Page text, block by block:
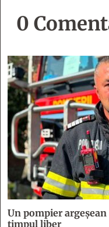
0
Un pompier
timpul liber